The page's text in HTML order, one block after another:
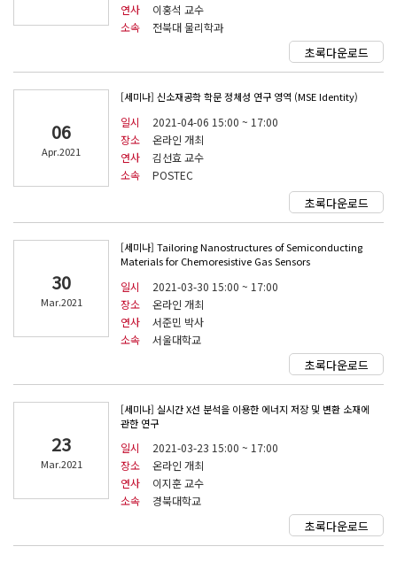
연사
이홍석 교수
소속
전북대 물리학과
초록다운로드
06
Apr.2021
[세미나] 신소재공학 학문 정체성 연구 영역 (MSE Identity)
일시
2021-04-06 15:00 ~ 17:00
장소
온라인 개최
연사
김선효 교수
소속
POSTEC
초록다운로드
30
Mar.2021
[세미나] Tailoring Nanostructures of Semiconducting
Materials for Chemoresistive Gas Sensors
일시
2021-03-30 15:00 ~ 17:00
장소
온라인 개최
연사
서준민 박사
소속
서울대학교
초록다운로드
23
Mar.2021
[세미나] 실시간 X선 분석을 이용한 에너지 저장 및 변환 소재에
관한 연구
일시
2021-03-23 15:00 ~ 17:00
장소
온라인 개최
연사
이지훈 교수
소속
경북대학교
초록다운로드